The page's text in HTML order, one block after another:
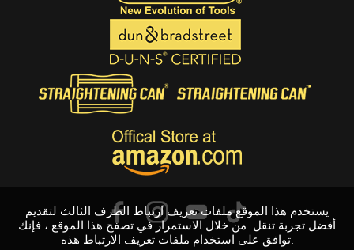
يستخدم هذا الموقع ملفات تعريف ارتباط الطرف الثالث لتقديم
أفضل تجربة تنقل. من خلال الاستمرار في تصفح هذا الموقع ، فإنك
توافق على استخدام ملفات تعريف الارتباط هذه.